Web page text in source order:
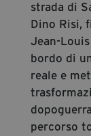
strada di
Dino Risi,
Jean-
bordo di
reale e
percorso